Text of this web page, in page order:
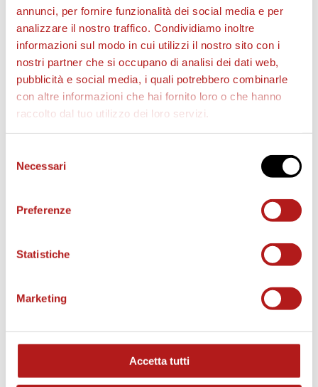
annunci, per fornire funzionalità dei social media e per
analizzare il nostro traffico. Condividiamo inoltre
informazioni sul modo in cui utilizzi il nostro sito con i
nostri partner che si occupano di analisi dei dati web,
pubblicità e social media, i quali potrebbero combinarle
con altre informazioni che hai fornito loro o che hanno
raccolto dal tuo utilizzo dei loro servizi.
delNecessari
Preferenze
Statistiche
Marketing
Accetta tutti
STAGIONE 2026/27
BIGLIETTI